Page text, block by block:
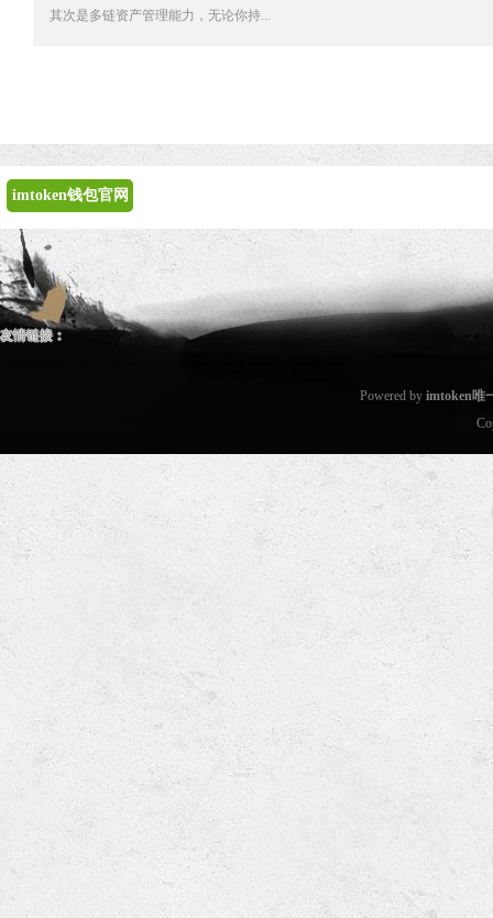
其次是多链资产管理能力，无论你持...
imtoken钱包官网
友情链接：
Powered by imtoken唯